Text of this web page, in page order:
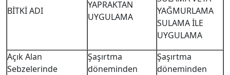
BİTKİ ADI
YAPRAKTAN
UYGULAMA
YAĞMURLAMA
SULAMA İLE
UYGULAMA
Açık Alan
Sebzelerinde
Şaşırtma
döneminden
Şaşırtma
döneminden